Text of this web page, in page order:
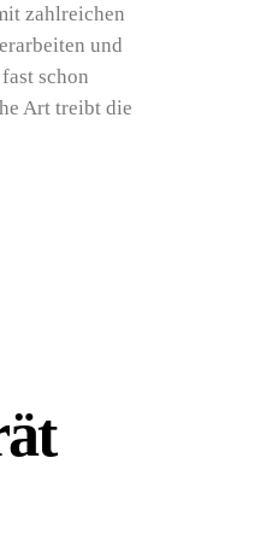
zahlreichen
und
schon
Art treibt die